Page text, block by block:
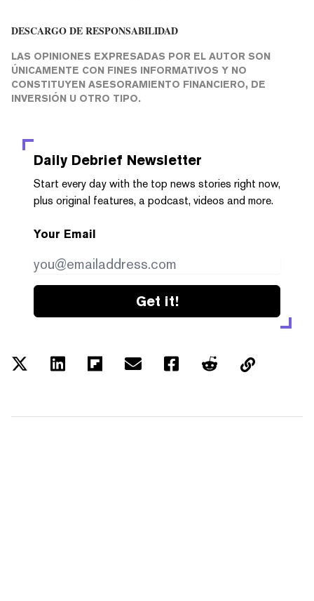
DESCARGO DE RESPONSABILIDAD
LAS OPINIONES EXPRESADAS POR EL AUTOR SON
ÚNICAMENTE CON FINES INFORMATIVOS Y NO
CONSTITUYEN ASESORAMIENTO FINANCIERO, DE
INVERSIÓN U OTRO TIPO.
Daily Debrief Newsletter
Start every day with the top news stories right now,
plus original features, a podcast, videos and more.
Your Email
Get it!